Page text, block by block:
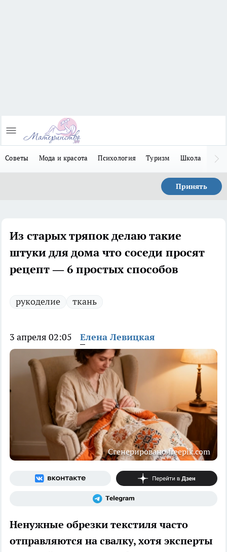
Советы Мода и красота Психология Туризм Школа
Принять
Из старых тряпок делаю такие
штуки для дома что соседи просят
рецепт — 6 простых способов
рукоделие ткань
3 апреля 02:05 Елена Левицкая
Сгенерировано freepik.com
Ненужные обрезки текстиля часто
отправляются на свалку, хотя эксперты